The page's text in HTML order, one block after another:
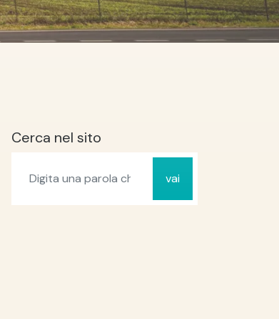
Cerca nel sito